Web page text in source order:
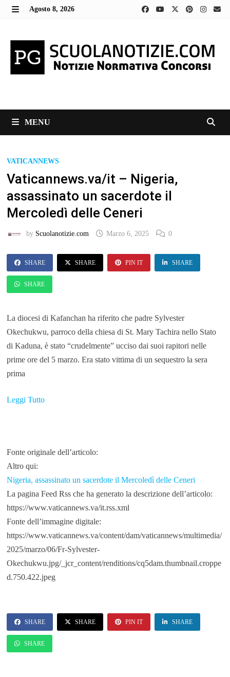
Skip
Agosto 8, 2026
MENU
VATICANNEWS
Vaticannews.va/it – Nigeria,
assassinato un sacerdote il
Mercoledì delle Ceneri
by Scuolanotizie.com Marzo 6, 2025 0
SHARE SHARE PIN IT SHARE
SHARE
La diocesi di Kafanchan ha riferito che padre Sylvester
Okechukwu, parroco della chiesa di St. Mary Tachira nello Stato
di Kaduna, è stato “crudelmente” ucciso dai suoi rapitori nelle
prime ore del 5 marzo. Era stato vittima di un sequestro la sera
prima
Leggi Tutto
Fonte originale dell’articolo:
Altro qui:
Nigeria, assassinato un sacerdote il Mercoledì delle Ceneri
La pagina Feed Rss che ha generato la descrizione dell’articolo:
https://www.vaticannews.va/it.rss.xml
Fonte dell’immagine digitale:
https://www.vaticannews.va/content/dam/vaticannews/multimedia/
2025/marzo/06/Fr-Sylvester-
Okechukwu.jpg/_jcr_content/renditions/cq5dam.thumbnail.croppe
d.750.422.jpeg
SHARE SHARE PIN IT SHARE
SHARE